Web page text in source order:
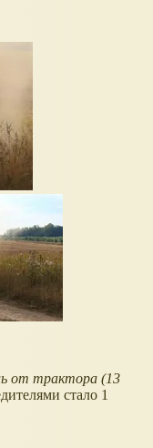
от трактора (13
стало 1